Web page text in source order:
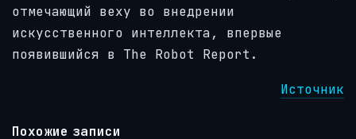
отмечающий веху во внедрении
искусственного интеллекта, впервые
появившийся в The Robot Report.
Источник
Похожие записи